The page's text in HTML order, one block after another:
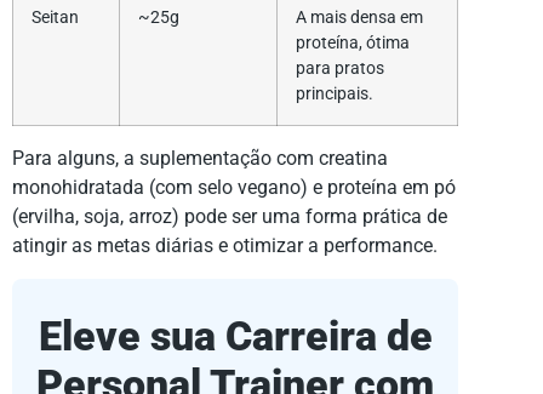
Seitan ~25g
A mais densa em
proteína, ótima
para pratos
principais.
Para alguns, a suplementação com creatina
monohidratada (com selo vegano) e proteína em pó
(ervilha, soja, arroz) pode ser uma forma prática de
atingir as metas diárias e otimizar a performance.
Eleve sua Carreira de
Personal Trainer com